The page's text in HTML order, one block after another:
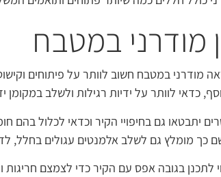
מודרני במטבח
מודרני במטבח חשוב לוותר על פיתוחים
כדאי לוותר על ידיות רגילות ולשלב במקומן
יתבטאו גם בחיפויי הקיר וכדאי לכלול
כך מומלץ גם לשלב אלמנטים עגולים בחלל,
לתכנן בגובה אפס עם הקיר כדי לצמצם חריגות